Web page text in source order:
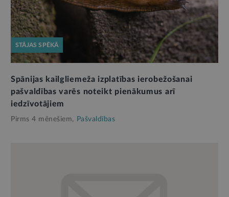
STĀJAS SPĒKĀ
Spānijas kailgliemeža izplatības ierobežošanai
pašvaldības varēs noteikt pienākumus arī
iedzīvotājiem
Pirms 4 mēnešiem, Pašvaldības